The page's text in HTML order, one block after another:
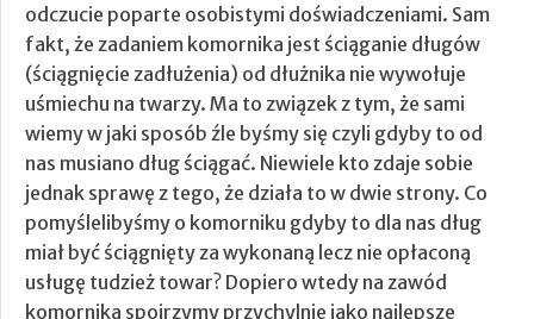
odczucie poparte osobistymi doświadczeniami. Sam
fakt, że zadaniem komornika jest ściąganie długów
(ściągnięcie zadłużenia) od dłużnika nie wywołuje
uśmiechu na twarzy. Ma to związek z tym, że sami
wiemy w jaki sposób źle byśmy się czyli gdyby to od
nas musiano dług ściągać. Niewiele kto zdaje sobie
jednak sprawę z tego, że działa to w dwie strony. Co
pomyślelibyśmy o komorniku gdyby to dla nas dług
miał być ściągnięty za wykonaną lecz nie opłaconą
usługę tudzież towar? Dopiero wtedy na zawód
komornika spojrzymy przychylnie jako najlepsze